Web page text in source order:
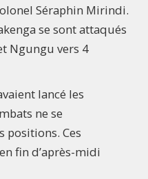
Séraphin Mirindi.
se sont attaqués
Ngungu vers 4
lancé les
ne se
positions. Ces
fin d’après-midi